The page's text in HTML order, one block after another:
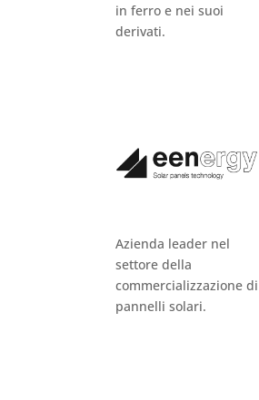
in ferro e nei suoi
derivati.
Azienda leader nel
settore della
commercializzazione di
pannelli solari.